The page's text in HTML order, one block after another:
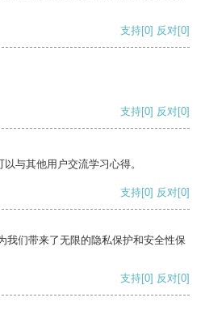
支持[0] 反对[0]
支持[0] 反对[0]
与其他用户交流学习心得。
支持[0] 反对[0]
我们带来了无限的隐私保护和安全性保
支持[0] 反对[0]